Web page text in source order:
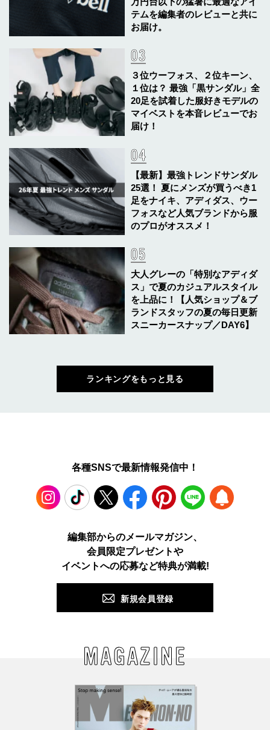
テムを編集者のレビューと共に
お届け。
３位ウーフォス、２位キーン、
１位は？ 最強「黒サンダル」全
20足を試着した服好きモデルの
マイベストを本音レビューでお
届け！
【最新】最強トレンドサンダル
25選！ 夏にメンズが買うべき1
足をナイキ、アディダス、ウー
フォスなど人気ブランドから服
のプロがオススメ！
大人グレーの「特別なアディダ
ス」で夏のカジュアルスタイル
を上品に！【人気ショップ＆ブ
ランドスタッフの夏の毎日更新
スニーカースナップ／DAY6】
ランキングをもっと見る
各種SNSで最新情報発信中！
TikTok Facebook Pinterest LINE
編集部からのメールマガジン、
会員限定プレゼントや
イベントへの応募など特典が満載!
新規会員登録
MAGAZINE